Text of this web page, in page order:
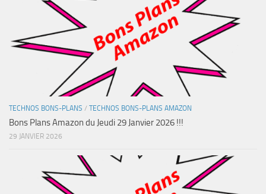
TECHNOS BONS-PLANS / TECHNOS BONS-PLANS AMAZON
Bons Plans Amazon du Jeudi 29 Janvier 2026 !!!
29 JANVIER 2026